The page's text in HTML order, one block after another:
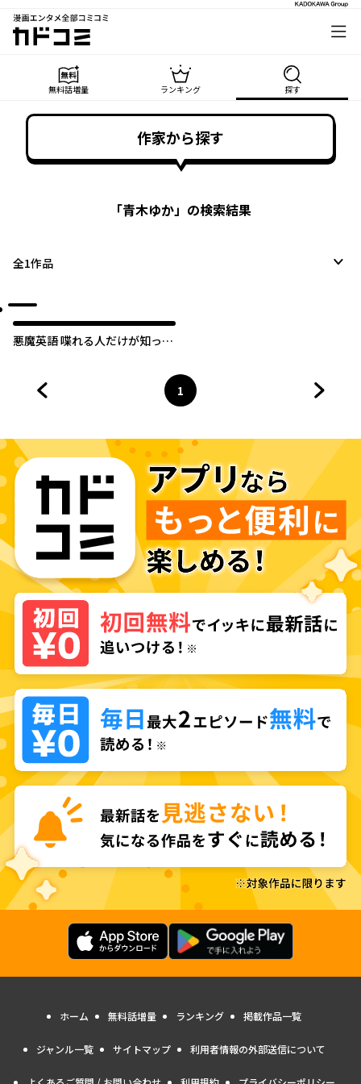
漫画エンタメ全部コミコミ
カドコミ
無料話増量 ランキング 探す
作家から探す
「青木ゆか」の検索結果
全1作品
悪魔英語 喋れる人だけが知って
ページ
1
へ
ホーム 無料話増量 ランキング 掲載作品一覧
ジャンル一覧 サイトマップ 利用者情報の外部送信について